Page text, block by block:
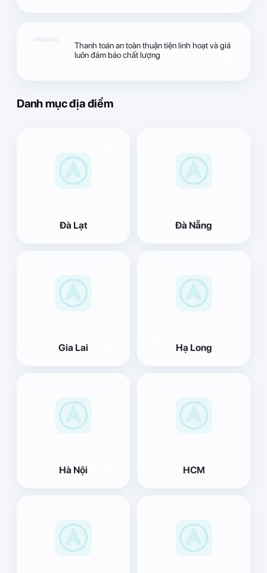
Thanh toán an toàn thuận tiện linh hoạt và giá
luôn đảm bảo chất lượng
Danh mục địa điểm
Đà Lạt Đà Nẵng
Gia Lai Hạ Long
Hà Nội HCM